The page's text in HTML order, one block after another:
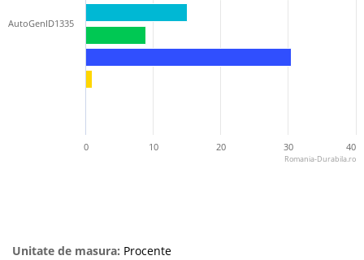
AutoGenID1335
0 10 20 30 40
Romania-Durabila.ro
Unitate de masura: Procente